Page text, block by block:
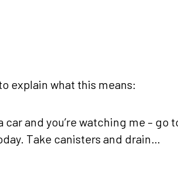
explain what this means:
car and you’re watching me – go
Take canisters and drain…